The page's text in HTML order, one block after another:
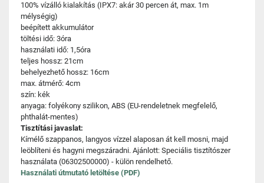
100% vízálló kialakítás (IPX7: akár 30 percen át, max. 1m
mélységig)
beépített akkumulátor
töltési idő: 3óra
használati idő: 1,5óra
teljes hossz: 21cm
behelyezhető hossz: 16cm
max. átmérő: 4cm
szín: kék
anyaga: folyékony szilikon, ABS (EU-rendeletnek megfelelő,
phthalát-mentes)
Tisztítási javaslat:
Kímélő szappanos, langyos vízzel alaposan át kell mosni, majd
leöblíteni és hagyni megszáradni. Ajánlott: Speciális tisztítószer
használata (06302500000) - külön rendelhető.
Használati útmutató letöltése (PDF)